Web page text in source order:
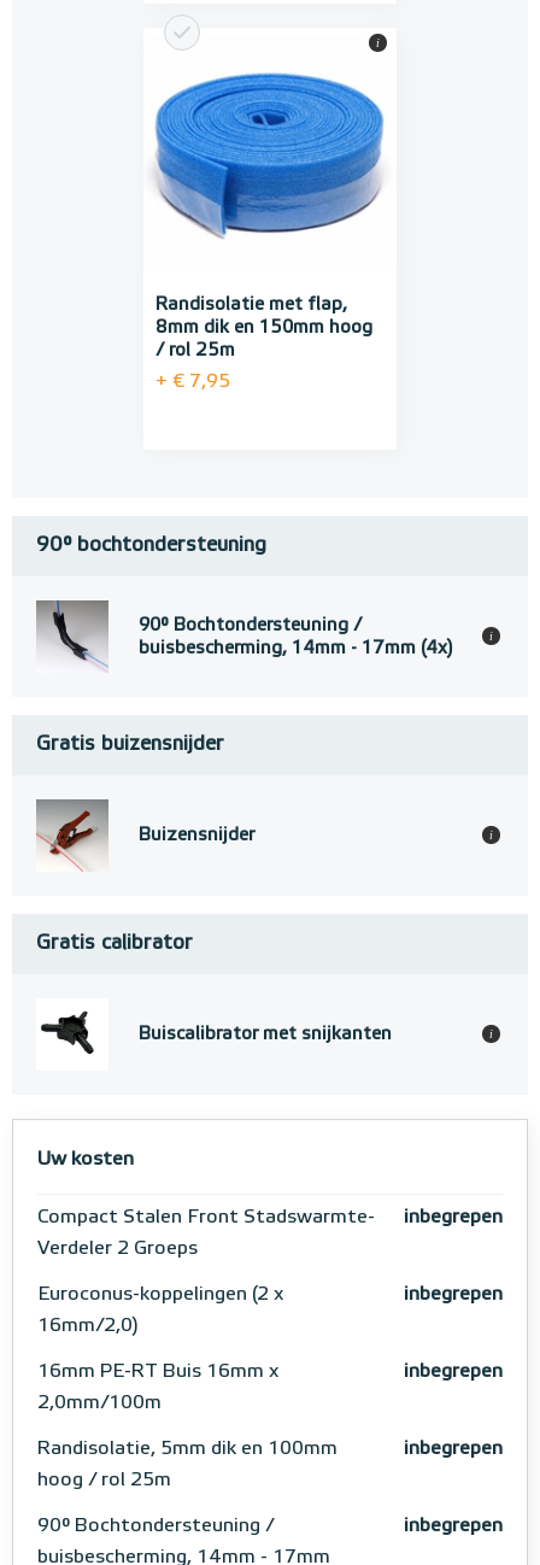
Randisolatie met flap,
8mm dik en 150mm hoog
/ rol 25m
+ € 7,95
i
90° bochtondersteuning
90° Bochtondersteuning /
buisbescherming, 14mm - 17mm (4x)
i
Gratis buizensnijder
Buizensnijder i
Gratis calibrator
Buiscalibrator met snijkanten i
Uw kosten
Compact Stalen Front Stadswarmte-
Verdeler 2 Groeps
inbegrepen
Euroconus-koppelingen (2 x
16mm/2,0)
inbegrepen
16mm PE-RT Buis 16mm x
2,0mm/100m
inbegrepen
Randisolatie, 5mm dik en 100mm
hoog / rol 25m
inbegrepen
90° Bochtondersteuning /
buisbescherming, 14mm - 17mm
inbegrepen